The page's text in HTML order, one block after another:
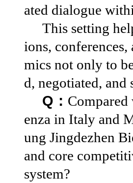
ated dialogue
This setting
ions,
mics not only to
d, negotiated, and
Q： Compared
enza in Italy and
ung Jingdezhen
and core
system?